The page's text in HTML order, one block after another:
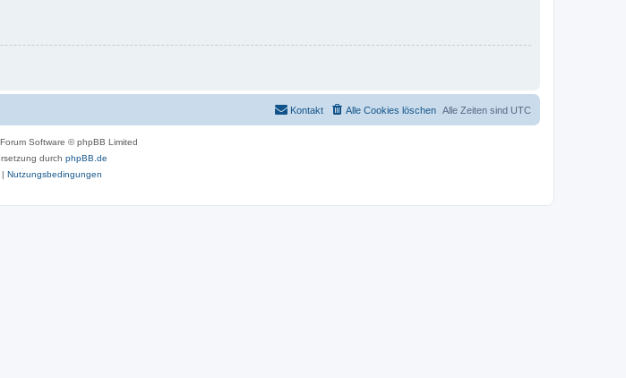
Alle Zeiten sind UTC
Alle Cookies löschen
Kontakt
Software © phpBB Limited
durch phpBB.de
Nutzungsbedingungen